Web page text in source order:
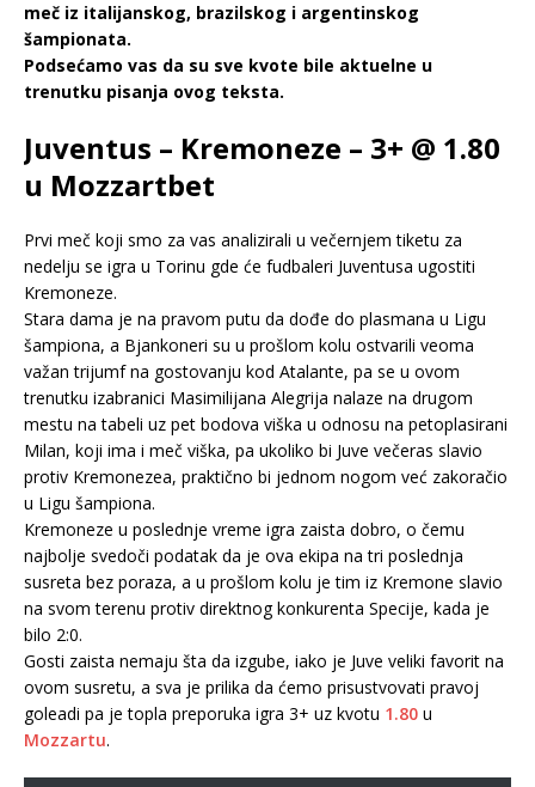
meč iz italijanskog, brazilskog i argentinskog
šampionata.
Podsećamo vas da su sve kvote bile aktuelne u
trenutku pisanja ovog teksta.
Juventus – Kremoneze – 3+ @ 1.80
u Mozzartbet
Prvi meč koji smo za vas analizirali u večernjem tiketu za
nedelju se igra u Torinu gde će fudbaleri Juventusa ugostiti
Kremoneze.
Stara dama je na pravom putu da dođe do plasmana u Ligu
šampiona, a Bjankoneri su u prošlom kolu ostvarili veoma
važan trijumf na gostovanju kod Atalante, pa se u ovom
trenutku izabranici Masimilijana Alegrija nalaze na drugom
mestu na tabeli uz pet bodova viška u odnosu na petoplasirani
Milan, koji ima i meč viška, pa ukoliko bi Juve večeras slavio
protiv Kremonezea, praktično bi jednom nogom već zakoračio
u Ligu šampiona.
Kremoneze u poslednje vreme igra zaista dobro, o čemu
najbolje svedoči podatak da je ova ekipa na tri poslednja
susreta bez poraza, a u prošlom kolu je tim iz Kremone slavio
na svom terenu protiv direktnog konkurenta Specije, kada je
bilo 2:0.
Gosti zaista nemaju šta da izgube, iako je Juve veliki favorit na
ovom susretu, a sva je prilika da ćemo prisustvovati pravoj
goleadi pa je topla preporuka igra 3+ uz kvotu 1.80 u
Mozzartu.